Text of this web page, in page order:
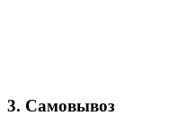
3. Самовывоз